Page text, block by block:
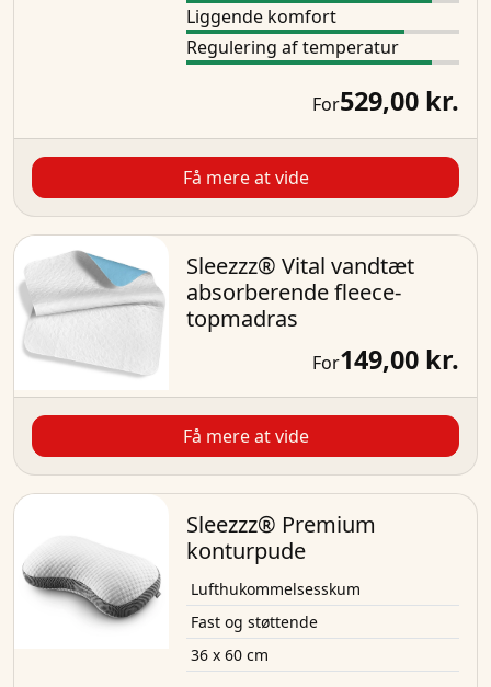
Liggende komfort
Regulering af temperatur
For529,00 kr.
Få mere at vide
Sleezzz® Vital vandtæt
absorberende fleece-
topmadras
For149,00 kr.
Få mere at vide
Sleezzz® Premium
konturpude
Lufthukommelsesskum
Fast og støttende
36 x 60 cm